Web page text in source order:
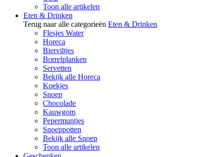
Toon alle artikelen
Eten & Drinken
Terug naar alle categorieën Eten & Drinken
Flesjes Water
Horeca
Bierviltjes
Borrelplanken
Servetten
Bekijk alle Horeca
Koekjes
Snoep
Chocolade
Kauwgom
Pepermuntjes
Snoeppotten
Bekijk alle Snoep
Toon alle artikelen